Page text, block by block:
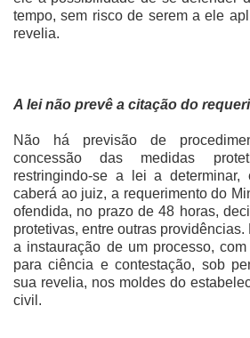
tempo, sem risco de serem a ele
revelia.
A lei não prevê a citação do
Não há previsão de
concessão das medidas
restringindo-se a lei a
caberá ao juiz, a requerimento do
ofendida, no prazo de 48 horas,
protetivas, entre outras
a instauração de um processo,
para ciência e contestação, sob
sua revelia, nos moldes do
civil.